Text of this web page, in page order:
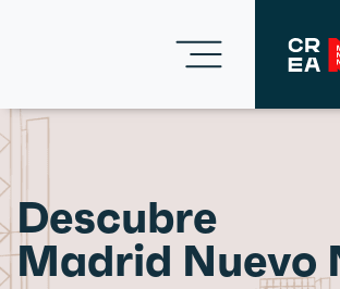
Descubre
Madrid Nuevo